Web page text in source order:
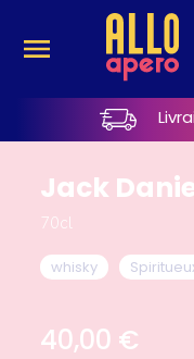
Jack
70cl
whisky
40,00 €